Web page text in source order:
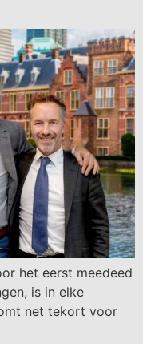
het eerst meedeed
is in elke
net tekort voor